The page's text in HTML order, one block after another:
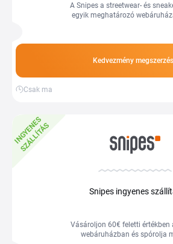
A Snipes a streetwear- és
egyik meghatározó
Kedvezmény
Csak ma
I
N
G
Y
E
N
E
S
S
Z
Á
L
L
Í
T
Á
S
Snipes ingyenes
Vásároljon 60€ feletti értékben
webáruházban és spórolja